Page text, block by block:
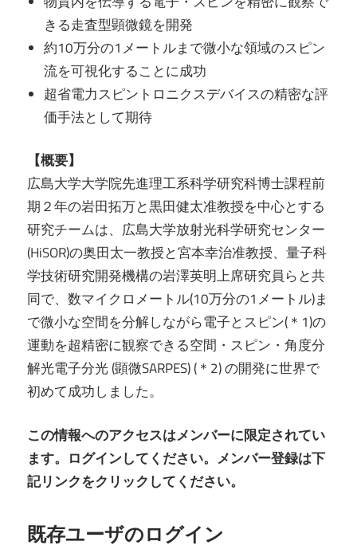
きる走査型顕微鏡を開発
約10万分の1メートルまで微小な領域のスピン
流を可視化することに成功
超省電力スピントロニクスデバイスの精密な評
価手法として期待
【概要】
広島大学大学院先進理工系科学研究科博士課程前
期２年の岩田拓万と黒田健太准教授を中心とする
研究チームは、広島大学放射光科学研究センター
(HiSOR)の奥田太一教授と宮本幸治准教授、量子科
学技術研究開発機構の岩澤英明上席研究員らと共
同で、数マイクロメートル(10万分の1メートル)ま
で微小な空間を分解しながら電子とスピン(＊1)の
運動を超精密に観察できる空間・スピン・角度分
解光電子分光 (顕微SARPES) (＊2) の開発に世界で
初めて成功しました。
この情報へのアクセスはメンバーに限定されてい
ます。ログインしてください。メンバー登録は下
記リンクをクリックしてください。
既存ユーザのログイン